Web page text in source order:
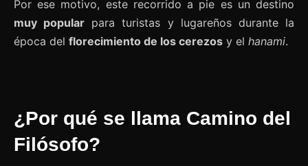
Por ese motivo, este recorrido a pie es un destino
muy popular para turistas y lugareños durante la
época del florecimiento de los cerezos y el hanami.
¿Por qué se llama Camino del
Filósofo?